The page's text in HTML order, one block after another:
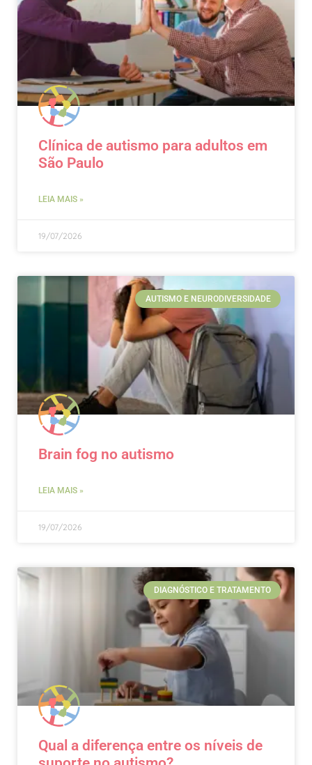
Clínica de autismo para adultos em
São Paulo
LEIA MAIS »
19/07/2026
AUTISMO E NEURODIVERSIDADE
Brain fog no autismo
LEIA MAIS »
19/07/2026
DIAGNÓSTICO E TRATAMENTO
Qual a diferença entre os níveis de